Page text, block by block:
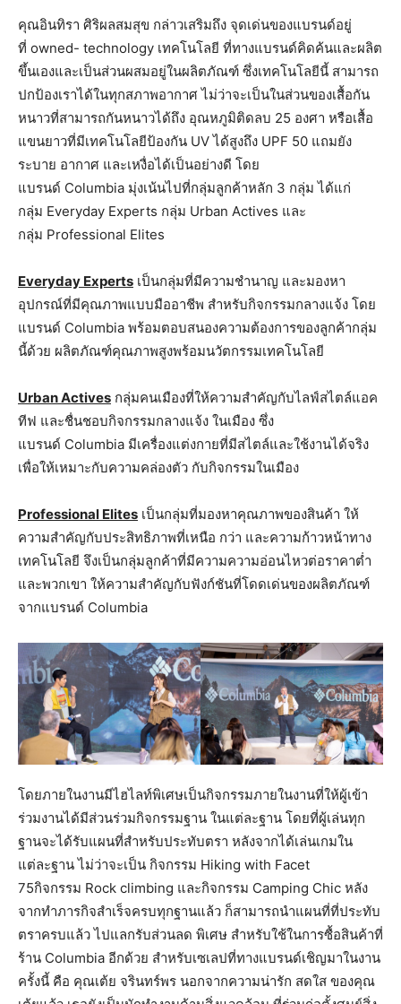
คุณอินทิรา ศิริผลสมสุข กล่าวเสริมถึง จุดเด่นของแบรนด์อยู่
ที่ owned- technology เทคโนโลยี ที่ทางแบรนด์คิดค้นและผลิต
ขึ้นเองและเป็นส่วนผสมอยู่ในผลิตภัณฑ์ ซึ่งเทคโนโลยีนี้ สามารถ
ปกป้องเราได้ในทุกสภาพอากาศ ไม่ว่าจะเป็นในส่วนของเสื้อกัน
หนาวที่สามารถกันหนาวได้ถึง อุณหภูมิติดลบ 25 องศา หรือเสื้อ
แขนยาวที่มีเทคโนโลยีป้องกัน UV ได้สูงถึง UPF 50 แถมยัง
ระบาย อากาศ และเหงื่อได้เป็นอย่างดี โดย
แบรนด์ Columbia มุ่งเน้นไปที่กลุ่มลูกค้าหลัก 3 กลุ่ม ได้แก่
กลุ่ม Everyday Experts กลุ่ม Urban Actives และ
กลุ่ม Professional Elites
Everyday Experts เป็นกลุ่มที่มีความชำนาญ และมองหา
อุปกรณ์ที่มีคุณภาพแบบมืออาชีพ สำหรับกิจกรรมกลางแจ้ง โดย
แบรนด์ Columbia พร้อมตอบสนองความต้องการของลูกค้ากลุ่ม
นี้ด้วย ผลิตภัณฑ์คุณภาพสูงพร้อมนวัตกรรมเทคโนโลยี
Urban Actives กลุ่มคนเมืองที่ให้ความสำคัญกับไลฟ์สไตล์แอค
ทีฟ และชื่นชอบกิจกรรมกลางแจ้ง ในเมือง ซึ่ง
แบรนด์ Columbia มีเครื่องแต่งกายที่มีสไตล์และใช้งานได้จริง
เพื่อให้เหมาะกับความคล่องตัว กับกิจกรรมในเมือง
Professional Elites เป็นกลุ่มที่มองหาคุณภาพของสินค้า ให้
ความสำคัญกับประสิทธิภาพที่เหนือ กว่า และความก้าวหน้าทาง
เทคโนโลยี จึงเป็นกลุ่มลูกค้าที่มีความความอ่อนไหวต่อราคาต่ำ
และพวกเขา ให้ความสำคัญกับฟังก์ชันที่โดดเด่นของผลิตภัณฑ์
จากแบรนด์ Columbia
โดยภายในงานมีไฮไลท์พิเศษเป็นกิจกรรมภายในงานที่ให้ผู้เข้า
ร่วมงานได้มีส่วนร่วมกิจกรรมฐาน ในแต่ละฐาน โดยที่ผู้เล่นทุก
ฐานจะได้รับแผนที่สำหรับประทับตรา หลังจากได้เล่นเกมใน
แต่ละฐาน ไม่ว่าจะเป็น กิจกรรม Hiking with Facet
75กิจกรรม Rock climbing และกิจกรรม Camping Chic หลัง
จากทำภารกิจสำเร็จครบทุกฐานแล้ว ก็สามารถนำแผนที่ที่ประทับ
ตราครบแล้ว ไปแลกรับส่วนลด พิเศษ สำหรับใช้ในการซื้อสินค้าที่
ร้าน Columbia อีกด้วย สำหรับเซเลปที่ทางแบรนด์เชิญมาในงาน
ครั้งนี้ คือ คุณเต้ย จรินทร์พร นอกจากความน่ารัก สดใส ของคุณ